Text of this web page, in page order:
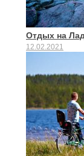
Отдых на
12.02.2021